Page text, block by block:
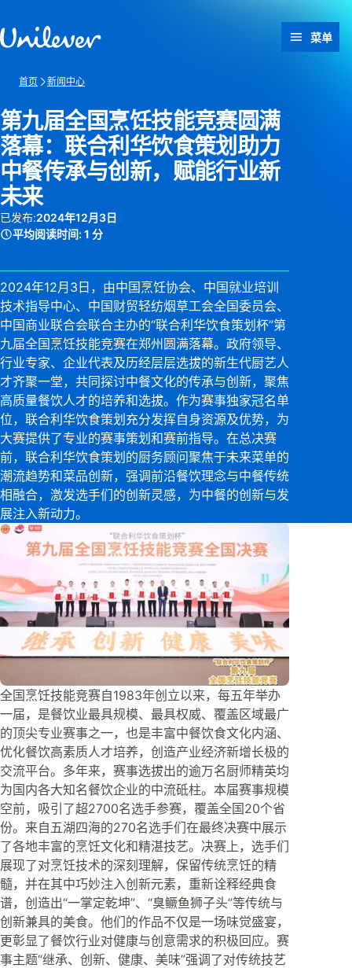
菜单
首页 新闻中心
第九届全国烹饪技能竞赛圆满
落幕：联合利华饮食策划助力
中餐传承与创新，赋能行业新
未来
已发布:2024年12月3日
平均阅读时间: 1 分
2024年12月3日，由中国烹饪协会、中国就业培训
技术指导中心、中国财贸轻纺烟草工会全国委员会、
中国商业联合会联合主办的“联合利华饮食策划杯”第
九届全国烹饪技能竞赛在郑州圆满落幕。政府领导、
行业专家、企业代表及历经层层选拔的新生代厨艺人
才齐聚一堂，共同探讨中餐文化的传承与创新，聚焦
高质量餐饮人才的培养和选拔。作为赛事独家冠名单
位，联合利华饮食策划充分发挥自身资源及优势，为
大赛提供了专业的赛事策划和赛前指导。在总决赛
前，联合利华饮食策划的厨务顾问聚焦于未来菜单的
潮流趋势和菜品创新，强调前沿餐饮理念与中餐传统
相融合，激发选手们的创新灵感，为中餐的创新与发
展注入新动力。
全国烹饪技能竞赛自1983年创立以来，每五年举办
一届，是餐饮业最具规模、最具权威、覆盖区域最广
的顶尖专业赛事之一，也是丰富中餐饮食文化内涵、
优化餐饮高素质人才培养，创造产业经济新增长极的
交流平台。多年来，赛事选拔出的逾万名厨师精英均
为国内各大知名餐饮企业的中流砥柱。本届赛事规模
空前，吸引了超2700名选手参赛，覆盖全国20个省
份。来自五湖四海的270名选手们在最终决赛中展示
了各地丰富的烹饪文化和精湛技艺。决赛上，选手们
展现了对烹饪技术的深刻理解，保留传统烹饪的精
髓，并在其中巧妙注入创新元素，重新诠释经典食
谱，创造出“一掌定乾坤”、“臭鳜鱼狮子头”等传统与
创新兼具的美食。他们的作品不仅是一场味觉盛宴，
更彰显了餐饮行业对健康与创意需求的积极回应。赛
事主题“继承、创新、健康、美味”强调了对传统技艺